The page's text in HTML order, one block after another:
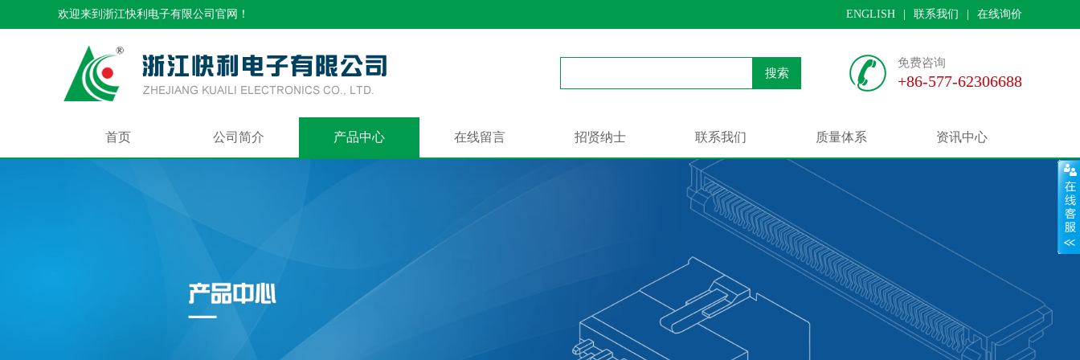
欢迎来到浙江快利电子有限公司官网！ ENGLISH 联系我们 在线询价
免费咨询
+86-577-62306688
搜索
首页 公司简介 产品中心 在线留言 招贤纳士 联系我们 质量体系 资讯中心